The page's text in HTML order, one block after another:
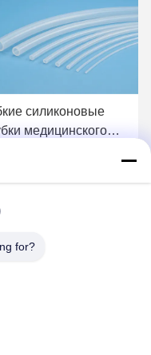
силиконовые
медицинского
гибкостью
передачи жидкости
for?